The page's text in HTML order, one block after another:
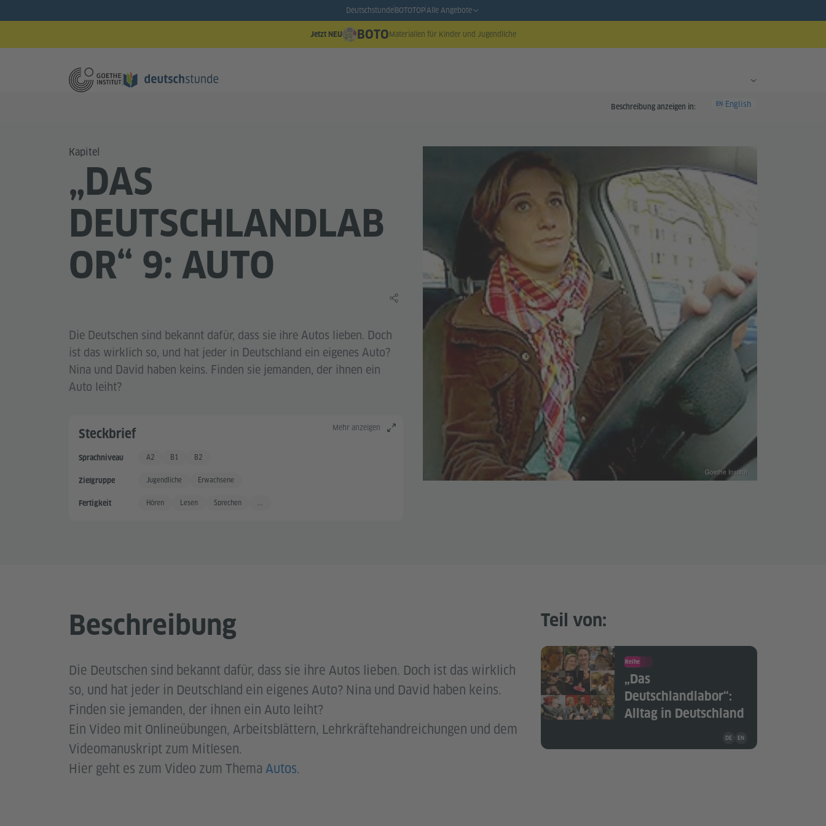
DeutschstundeBOTOTOPAlle Angebote
Jetzt NEU BOTOMaterialien für Kinder und Jugendliche
Beschreibung anzeigen in: EN English
Kapitel
„DAS
DEUTSCHLANDLAB
OR“ 9: AUTO
Lerninhalt teilen
Die Deutschen sind bekannt dafür, dass sie ihre Autos lieben. Doch
ist das wirklich so, und hat jeder in Deutschland ein eigenes Auto?
Nina und David haben keins. Finden sie jemanden, der ihnen ein
Auto leiht?
Mehr anzeigen
Steckbrief
Sprachniveau Grundkenntnisse +
A2 Gute Sprachkenntnisse
B1 Gute Sprachkenntnisse +
B2
Zielgruppe Jugendliche Erwachsene
Fertigkeit Hören Lesen Sprechen ...
Goethe Institut
Beschreibung
Die Deutschen sind bekannt dafür, dass sie ihre Autos lieben. Doch ist das wirklich
so, und hat jeder in Deutschland ein eigenes Auto? Nina und David haben keins.
Finden sie jemanden, der ihnen ein Auto leiht?
Ein Video mit Onlineübungen, Arbeitsblättern, Lehrkräftehandreichungen und dem
Videomanuskript zum Mitlesen.
Hier geht es zum Video zum Thema Autos.
Teil von:
Reihe
„Das
Deutschlandlabor“:
Alltag in Deutschland
Unterrichtsmaterial ist in
DE EN